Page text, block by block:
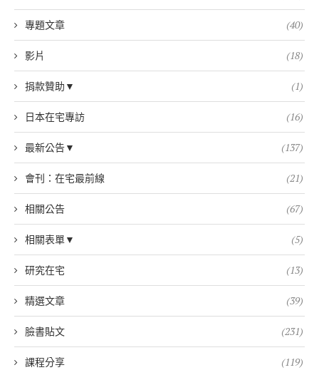
專題文章 (40)
影片 (18)
捐款贊助▼ (1)
日本在宅專訪 (16)
最新公告▼ (137)
會刊：在宅最前線 (21)
相關公告 (67)
相關表單▼ (5)
研究在宅 (13)
精選文章 (39)
臉書貼文 (231)
課程分享 (119)